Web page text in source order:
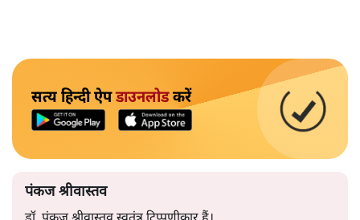
सत्य हिन्दी ऐपडाउनलोडकरें
पंकज श्रीवास्तव